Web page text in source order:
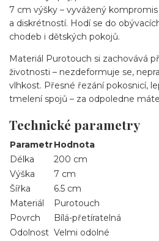
7 cm výšky – vyvážený
a diskrétností. Hodí se do
chodeb i dětských pokojů.
Materiál Purotouch si zachovává
životnosti – nezdeformuje se,
vlhkost. Přesné řezání pokosnicí,
tmelení spojů – za odpoledne
Technické parametry
ParametrHodnota
Délka
200 cm
Výška
7 cm
Šířka
6.5 cm
Materiál
Purotouch
Povrch
Bílá-přetíratelná
Odolnost Velmi odolné